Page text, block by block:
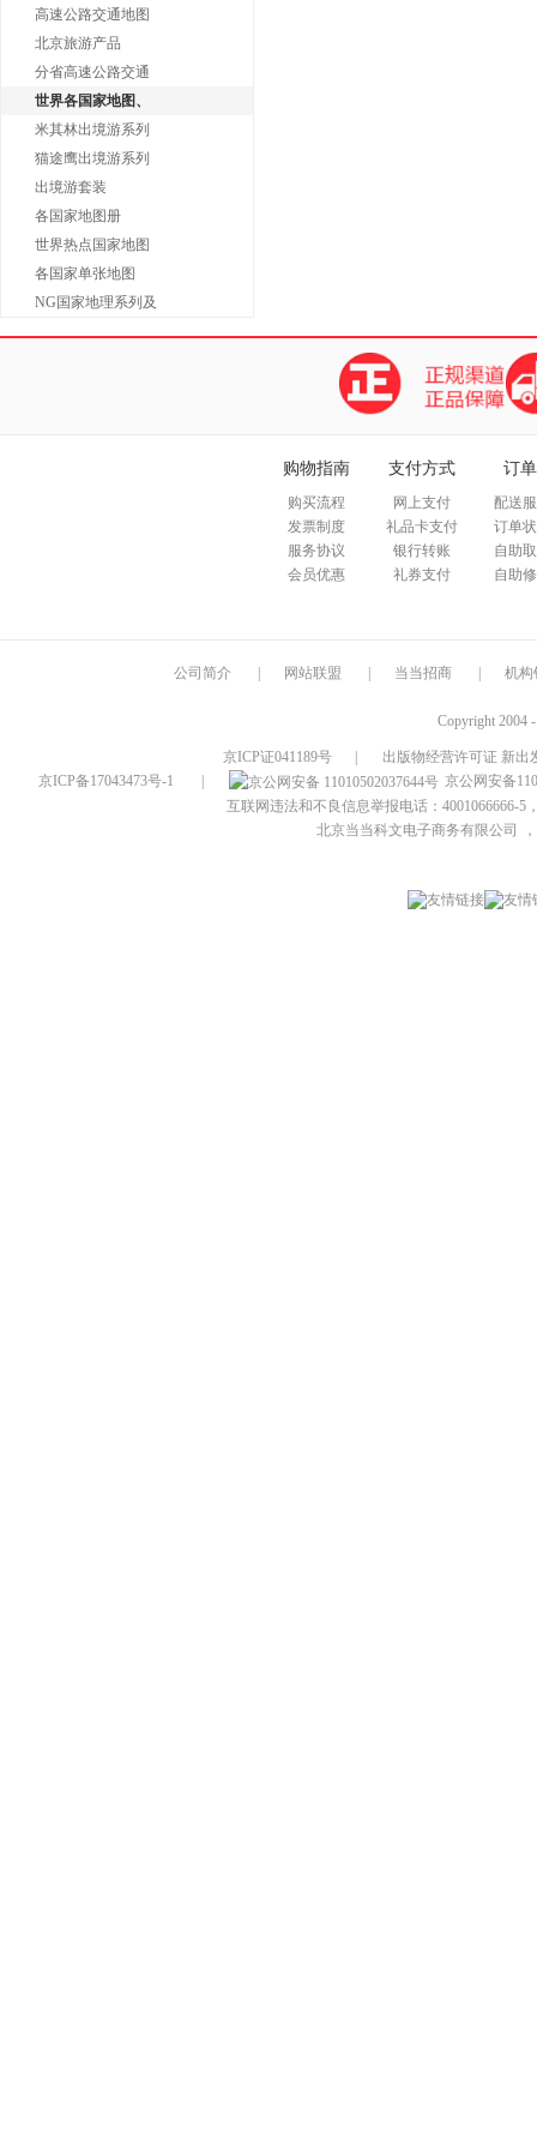
高速公路交通地图
北京旅游产品
分省高速公路交通
世界各国家地图、
米其林出境游系列
猫途鹰出境游系列
出境游套装
各国家地图册
世界热点国家地图
各国家单张地图
NG国家地理系列及
购物指南
购买流程
发票制度
服务协议
会员优惠
支付方式
网上支付
礼品卡支付
银行转账
礼券支付
订
配送
订单
自助
自助
公司简介 网站联盟 当当招商 机构
Copyright 2004
京ICP证041189号
出版物经营许可证 新出
京ICP备17043473号-1
京公网安备
互联网违法和不良信息举报电话：4001066666-5
北京当当科文电子商务有限公司